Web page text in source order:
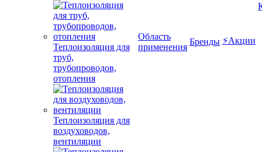
Теплоизоляция для
труб,
трубопроводов,
отопления
Теплоизоляция для
воздуховодов,
вентиляции
Область
применения
Бренды ⚡Акции